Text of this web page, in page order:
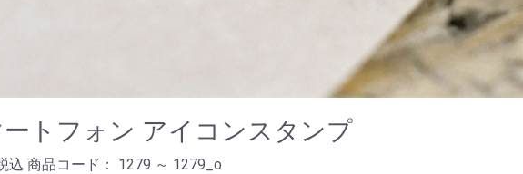
トフォン アイコンスタンプ
込 商品コード： 1279 ～ 1279_o